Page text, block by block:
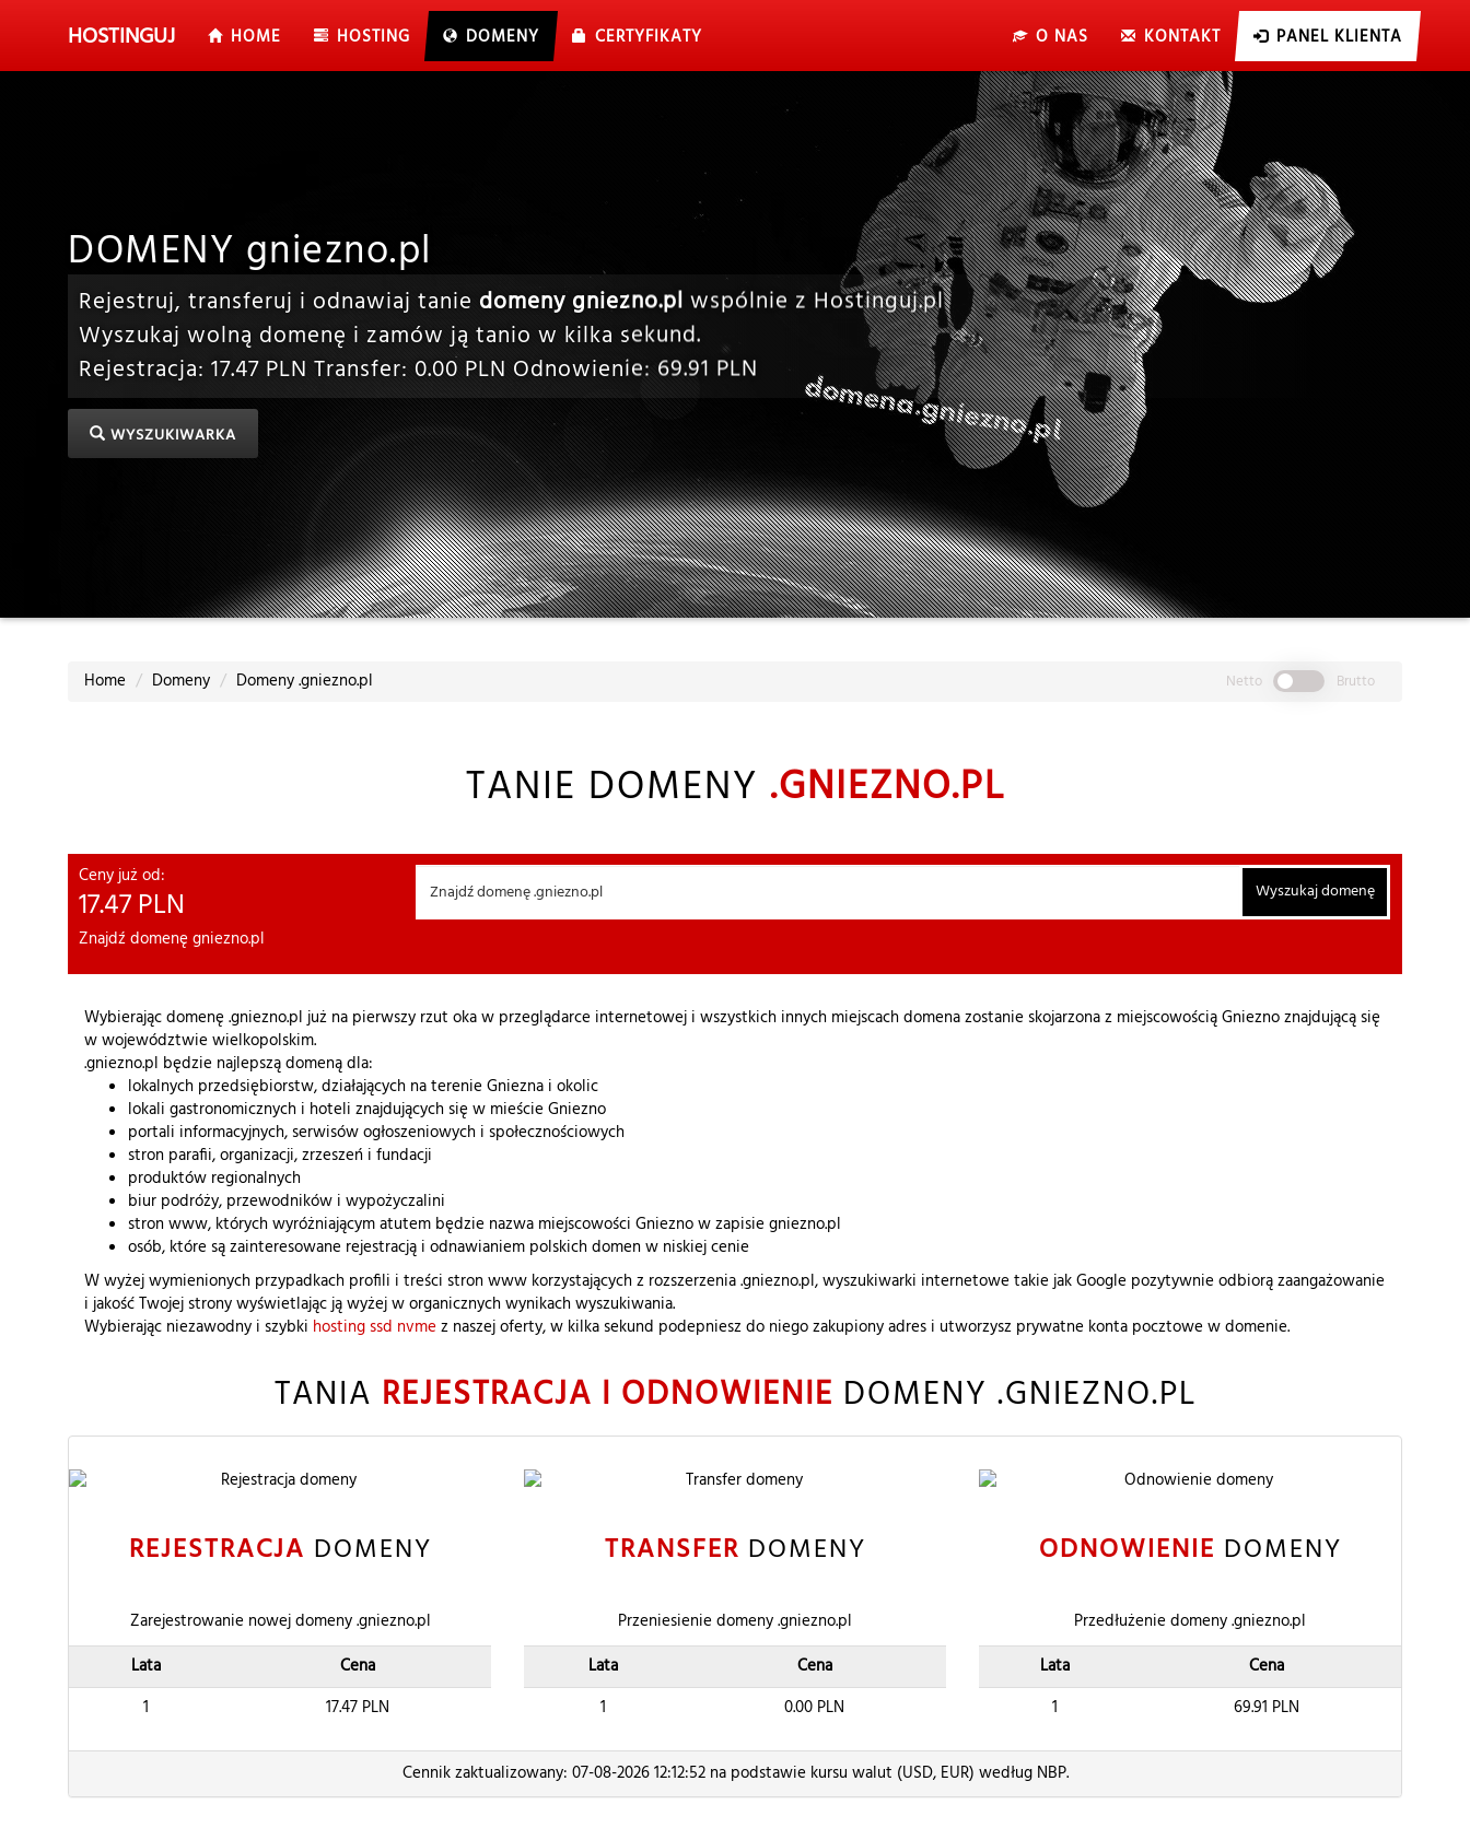
HOSTINGUJ HOME HOSTING DOMENY CERTYFIKATY O NAS KONTAKT PANEL KLIENTA
DOMENY gniezno.pl
Rejestruj, transferuj i odnawiaj tanie domeny gniezno.pl wspólnie z Hostinguj.pl
Wyszukaj wolną domenę i zamów ją tanio w kilka sekund.
Rejestracja: 17.47 PLN Transfer: 0.00 PLN Odnowienie: 69.91 PLN
WYSZUKIWARKA
Home Domeny Domeny .gniezno.pl Netto Brutto
TANIE DOMENY .GNIEZNO.PL
Ceny już od:
17.47 PLN
Znajdź domenę gniezno.pl
Wyszukaj domenę
Wybierając domenę .gniezno.pl już na pierwszy rzut oka w przeglądarce internetowej i wszystkich innych miejscach domena zostanie skojarzona z miejscowością Gniezno znajdującą się
w województwie wielkopolskim.
.gniezno.pl będzie najlepszą domeną dla:
lokalnych przedsiębiorstw, działających na terenie Gniezna i okolic
lokali gastronomicznych i hoteli znajdujących się w mieście Gniezno
portali informacyjnych, serwisów ogłoszeniowych i społecznościowych
stron parafii, organizacji, zrzeszeń i fundacji
produktów regionalnych
biur podróży, przewodników i wypożyczalini
stron www, których wyróżniającym atutem będzie nazwa miejscowości Gniezno w zapisie gniezno.pl
osób, które są zainteresowane rejestracją i odnawianiem polskich domen w niskiej cenie
W wyżej wymienionych przypadkach profili i treści stron www korzystających z rozszerzenia .gniezno.pl, wyszukiwarki internetowe takie jak Google pozytywnie odbiorą zaangażowanie
i jakość Twojej strony wyświetlając ją wyżej w organicznych wynikach wyszukiwania.
Wybierając niezawodny i szybki hosting ssd nvmez naszej oferty, w kilka sekund podepniesz do niego zakupiony adres i utworzysz prywatne konta pocztowe w domenie.
TANIA REJESTRACJA I ODNOWIENIE DOMENY .GNIEZNO.PL
REJESTRACJA DOMENY
Zarejestrowanie nowej domeny .gniezno.pl
Lata
Cena
1
17.47PLN
TRANSFER DOMENY
Przeniesienie domeny .gniezno.pl
Lata
Cena
1
0.00 PLN
ODNOWIENIE DOMENY
Przedłużenie domeny .gniezno.pl
Lata
Cena
1
69.91 PLN
Cennik zaktualizowany: 07-08-2026 12:12:52 na podstawie kursu walut (USD, EUR) według NBP.